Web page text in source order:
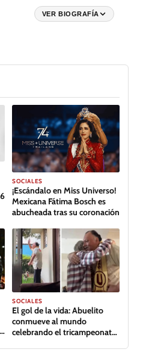
VER BIOGRAFÍA
SOCIALES
¡Escándalo en Miss Universo!
Mexicana Fátima Bosch es
abucheada tras su coronación
SOCIALES
El gol de la vida: Abuelito
conmueve al mundo
celebrando el tricampeonato